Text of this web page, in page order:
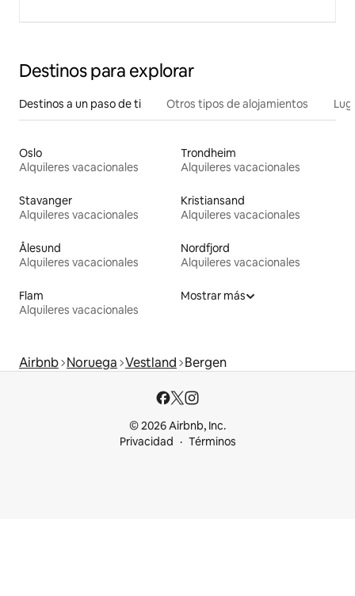
Destinos para explorar
Destinos a un paso de ti Otros tipos de alojamientos
Oslo
Alquileres vacacionales
Trondheim
Alquileres vacacionales
Stavanger
Alquileres vacacionales
Kristiansand
Alquileres vacacionales
Ålesund
Alquileres vacacionales
Nordfjord
Alquileres vacacionales
Flam
Alquileres vacacionales
Mostrar más
Airbnb Noruega Vestland Bergen
© 2026 Airbnb, Inc.
Privacidad
Términos